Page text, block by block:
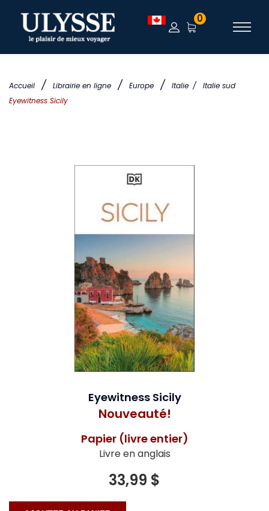
Accueil / Librairie en ligne / Europe / Italie /
Italie sud
Eyewitness Sicily
0
Eyewitness Sicily
Nouveauté!
Papier (livre entier)
Livre en anglais
33,99 $